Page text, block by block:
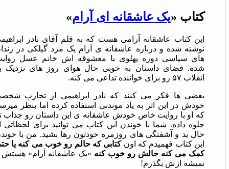
کتاب «یک عاشقانه ای آرام»
این کتاب عاشقانه آرامی هست که به قلم آقای نادر
نوشته شده و درباره عاشقانه ی آرام یک مرد گیلکی در
های سیاسی دوره پهلوی با معشوقه اش خانم عسل
شده. فضای داستان به خوبی حال هوای روز های نزدیک
انقلاب ۵۷ رو برای خواننده تداعی می کنه.
بعضی ها فکر می کنند که نادر ابراهیمی از تجارب
خودش در این اثر به یاد موندنی استفاده کرده اما بنظر
که او با روایت خاص خودش عاشقانه ی این داستان رو جذاب
جلوه داده. شما با خوندن این کتاب می توانید برای لحظاتی
حال بد و آشفتگی های روزمره خودتون رها بشید. من با
این کتاب فهمیدم که اونکتابی که حالم رو خوب می کنه یا
کمک می کنه حالش رو خوب کنه «یک عاشقانه آرام»
نمیشه ازش بگذرم!